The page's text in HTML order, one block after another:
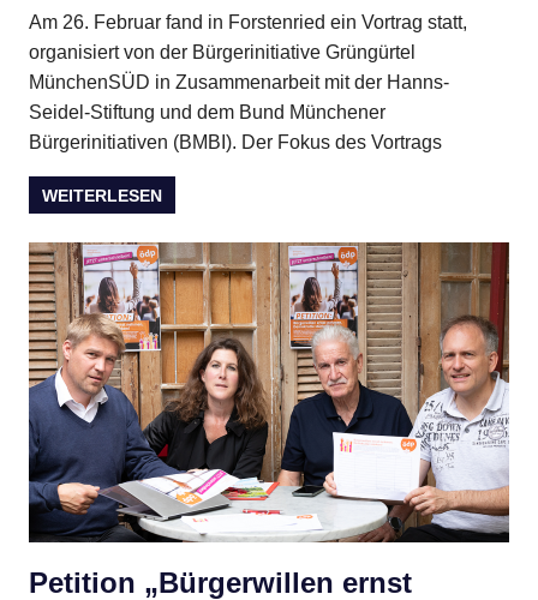
Am 26. Februar fand in Forstenried ein Vortrag statt,
organisiert von der Bürgerinitiative Grüngürtel
MünchenSÜD in Zusammenarbeit mit der Hanns-
Seidel-Stiftung und dem Bund Münchener
Bürgerinitiativen (BMBI). Der Fokus des Vortrags
WEITERLESEN
Petition „Bürgerwillen ernst